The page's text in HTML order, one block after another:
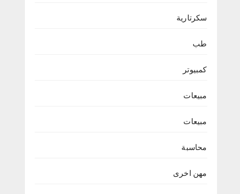
سكرتارية
طب
كمبيوتر
مبيعات
مبيعات
محاسبة
مهن اخرى